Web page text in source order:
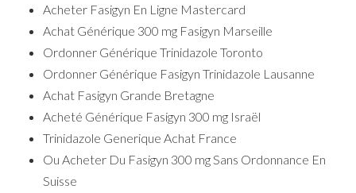
Acheter Fasigyn En Ligne Mastercard
Achat Générique 300 mg Fasigyn Marseille
Ordonner Générique Trinidazole Toronto
Ordonner Générique Fasigyn Trinidazole Lausanne
Achat Fasigyn Grande Bretagne
Acheté Générique Fasigyn 300 mg Israël
Trinidazole Generique Achat France
Ou Acheter Du Fasigyn 300 mg Sans Ordonnance En
Suisse